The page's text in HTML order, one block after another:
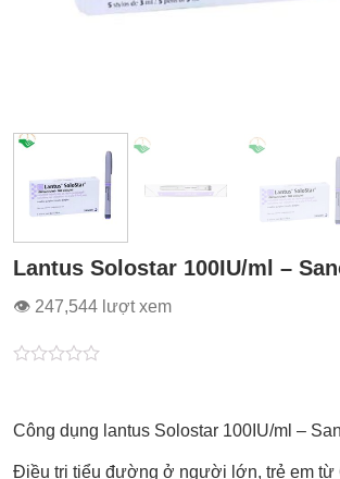
Lantus Solostar 100IU/ml –
👁 247,544 lượt xem
0.0
sao
Công dụng lantus Solostar 100IU/ml –
Điều trị tiểu đường ở người lớn, trẻ em từ